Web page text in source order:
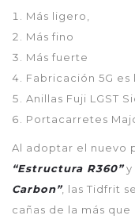
Más ligero,
Más fino
Más fuerte
Fabricación 5G
Anillas Fuji LGST
Portacarretes
Al adoptar el nuevo
“Estructura R360”y
Carbon”, las Tidfrit
cañas de la más